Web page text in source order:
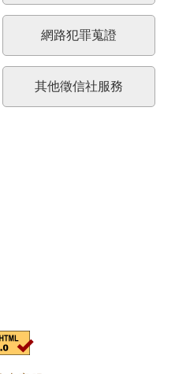
網路犯罪蒐證
其他徵信社服務